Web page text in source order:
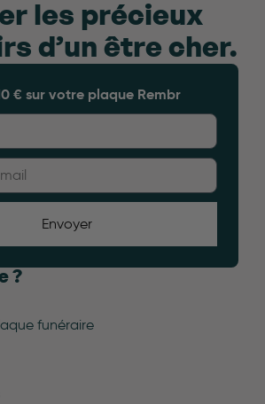
les précieux
d’un être cher.
€ sur votre plaque Rembr
Envoyer
?
funéraire